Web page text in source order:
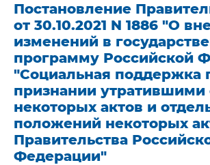
Постановление
от 30.10.2021 N 1886 "О
изменений в
программу Российской
"Социальная поддержка
признании утратившими
некоторых актов и
положений некоторых
Правительства
Федерации"